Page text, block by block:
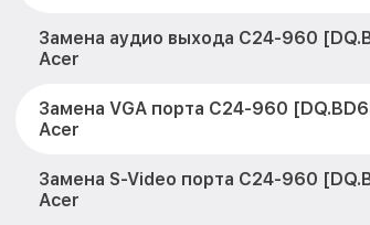
Замена аудио выхода C24-960
Acer
Замена VGA порта C24-960
Acer
Замена S-Video порта C24-960
Acer